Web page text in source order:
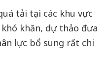
tải tại các khu vực
khăn, dự thảo đưa
lực bổ sung rất chi